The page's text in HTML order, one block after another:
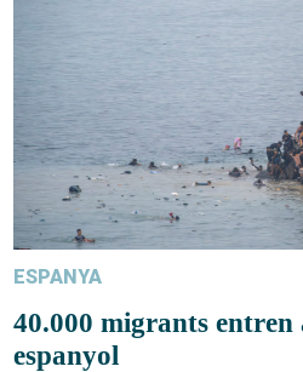
ESPANYA
40.000 migrants
espanyol